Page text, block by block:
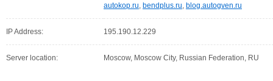
autokop.ru, bendplus.ru, blog.autogven.ru
IP Address: 195.190.12.229
Server location: Moscow, Moscow City, Russian Federation, RU